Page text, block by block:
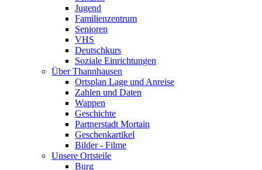
Jugend
Familienzentrum
Senioren
VHS
Deutschkurs
Soziale Einrichtungen
Über Thannhausen
Ortsplan Lage und Anreise
Zahlen und Daten
Wappen
Geschichte
Partnerstadt Mortain
Geschenkartikel
Bilder - Filme
Unsere Ortsteile
Burg